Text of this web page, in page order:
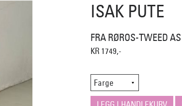
ISAK PUTE
FRA RØROS-TWEED AS
KR 1749,-